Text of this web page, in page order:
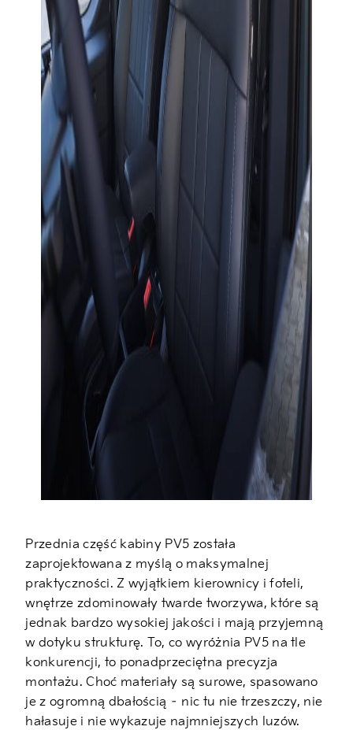
Przednia część kabiny PV5 została
zaprojektowana z myślą o maksymalnej
praktyczności. Z wyjątkiem kierownicy i foteli,
wnętrze zdominowały twarde tworzywa, które są
jednak bardzo wysokiej jakości i mają przyjemną
w dotyku strukturę. To, co wyróżnia PV5 na tle
konkurencji, to ponadprzeciętna precyzja
montażu. Choć materiały są surowe, spasowano
je z ogromną dbałością – nic tu nie trzeszczy, nie
hałasuje i nie wykazuje najmniejszych luzów.